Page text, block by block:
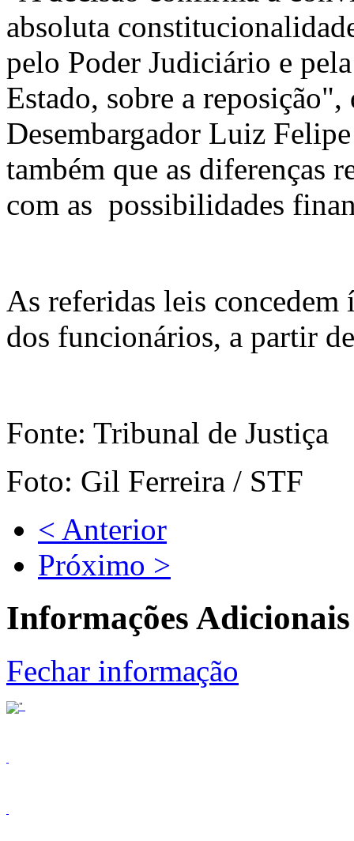
absoluta
pelo Poder Judiciário e
Estado, sobre a
Desembargador Luiz
também que as diferenças
com as possibilidades
As referidas leis
dos funcionários, a partir
Fonte: Tribunal de Justiça
Foto: Gil Ferreira / STF
< Anterior
Próximo >
Informações Adicionais
Fechar informação